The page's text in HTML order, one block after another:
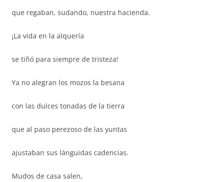
que regaban, sudando, nuestra hacienda.
¡La vida en la alquería
se tiñó para siempre de tristeza!
Ya no alegran los mozos la besana
con las dulces tonadas de la tierra
que al paso perezoso de las yuntas
ajustaban sus lánguidas cadencias.
Mudos de casa salen,